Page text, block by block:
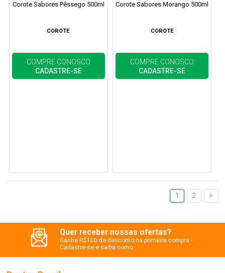
Corote Sabores Pêssego 500ml
COROTE
COMPRE CONOSCO
CADASTRE-SE
Corote Sabores Morango 500ml
COROTE
COMPRE CONOSCO
CADASTRE-SE
1 2 >
Quer receber nossas ofertas?
Ganhe R$100 de desconto na primeira compra -
Cadastre-se e saiba como